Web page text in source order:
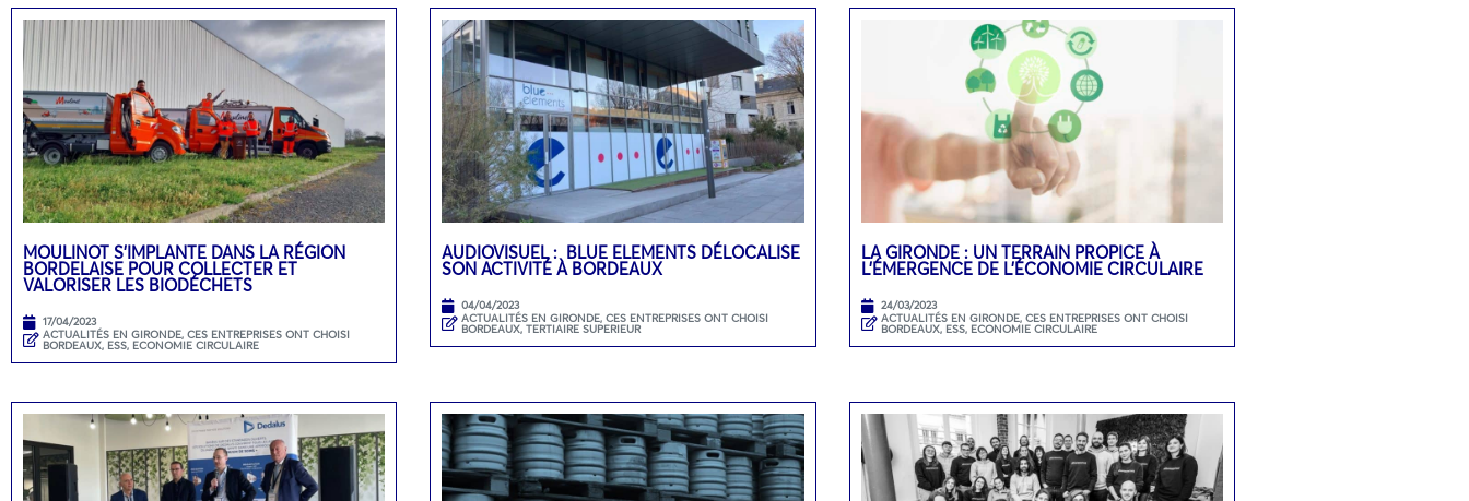
MOULINOT S’IMPLANTE DANS LA RÉGION
BORDELAISE POUR COLLECTER ET
VALORISER LES BIODÉCHETS
17/04/2023
ACTUALITÉS EN GIRONDE, CES ENTREPRISES ONT CHOISI
BORDEAUX, ESS, ECONOMIE CIRCULAIRE
AUDIOVISUEL : BLUE ELEMENTS DÉLOCALISE
SON ACTIVITÉ À BORDEAUX
04/04/2023
ACTUALITÉS EN GIRONDE,CES ENTREPRISES ONT CHOISI
BORDEAUX,TERTIAIRE SUPERIEUR
LA GIRONDE : UN TERRAIN PROPICE À
L’ÉMERGENCE DE L’ÉCONOMIE CIRCULAIRE
24/03/2023
ACTUALITÉS EN GIRONDE, CES ENTREPRISES ONT CHOISI
BORDEAUX, ESS, ECONOMIE CIRCULAIRE